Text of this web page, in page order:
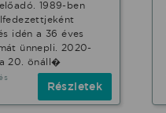
1989-ben
idén a 36 éves
ünnepli. 2020-
20. önáll�
Részletek